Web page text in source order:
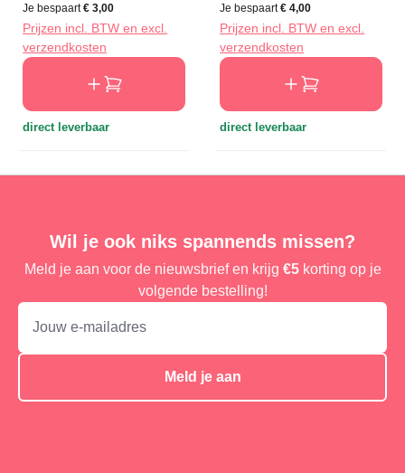
Je bespaart€ 3,00
Prijzen incl. BTW en excl.
verzendkosten
direct leverbaar
Je bespaart€ 4,00
Prijzen incl. BTW en excl.
verzendkosten
direct leverbaar
Wil je ook niks spannends missen?
Meld je aan voor de nieuwsbrief en krijg €5korting op je
volgende bestelling!
Meld je aan